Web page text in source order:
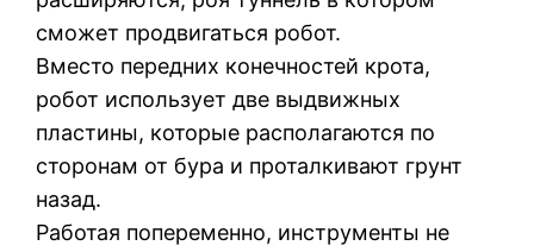
сможет продвигаться робот.
Вместо передних конечностей крота,
робот использует две выдвижных
пластины, которые располагаются по
сторонам от бура и проталкивают грунт
назад.
Работая попеременно, инструменты не